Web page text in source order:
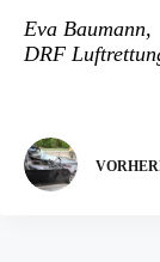
Eva Baumann,
DRF